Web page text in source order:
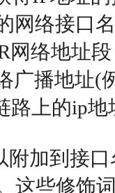
网络接口
网络地址
广播地址(
路上的ip地
附加到接
这些修饰